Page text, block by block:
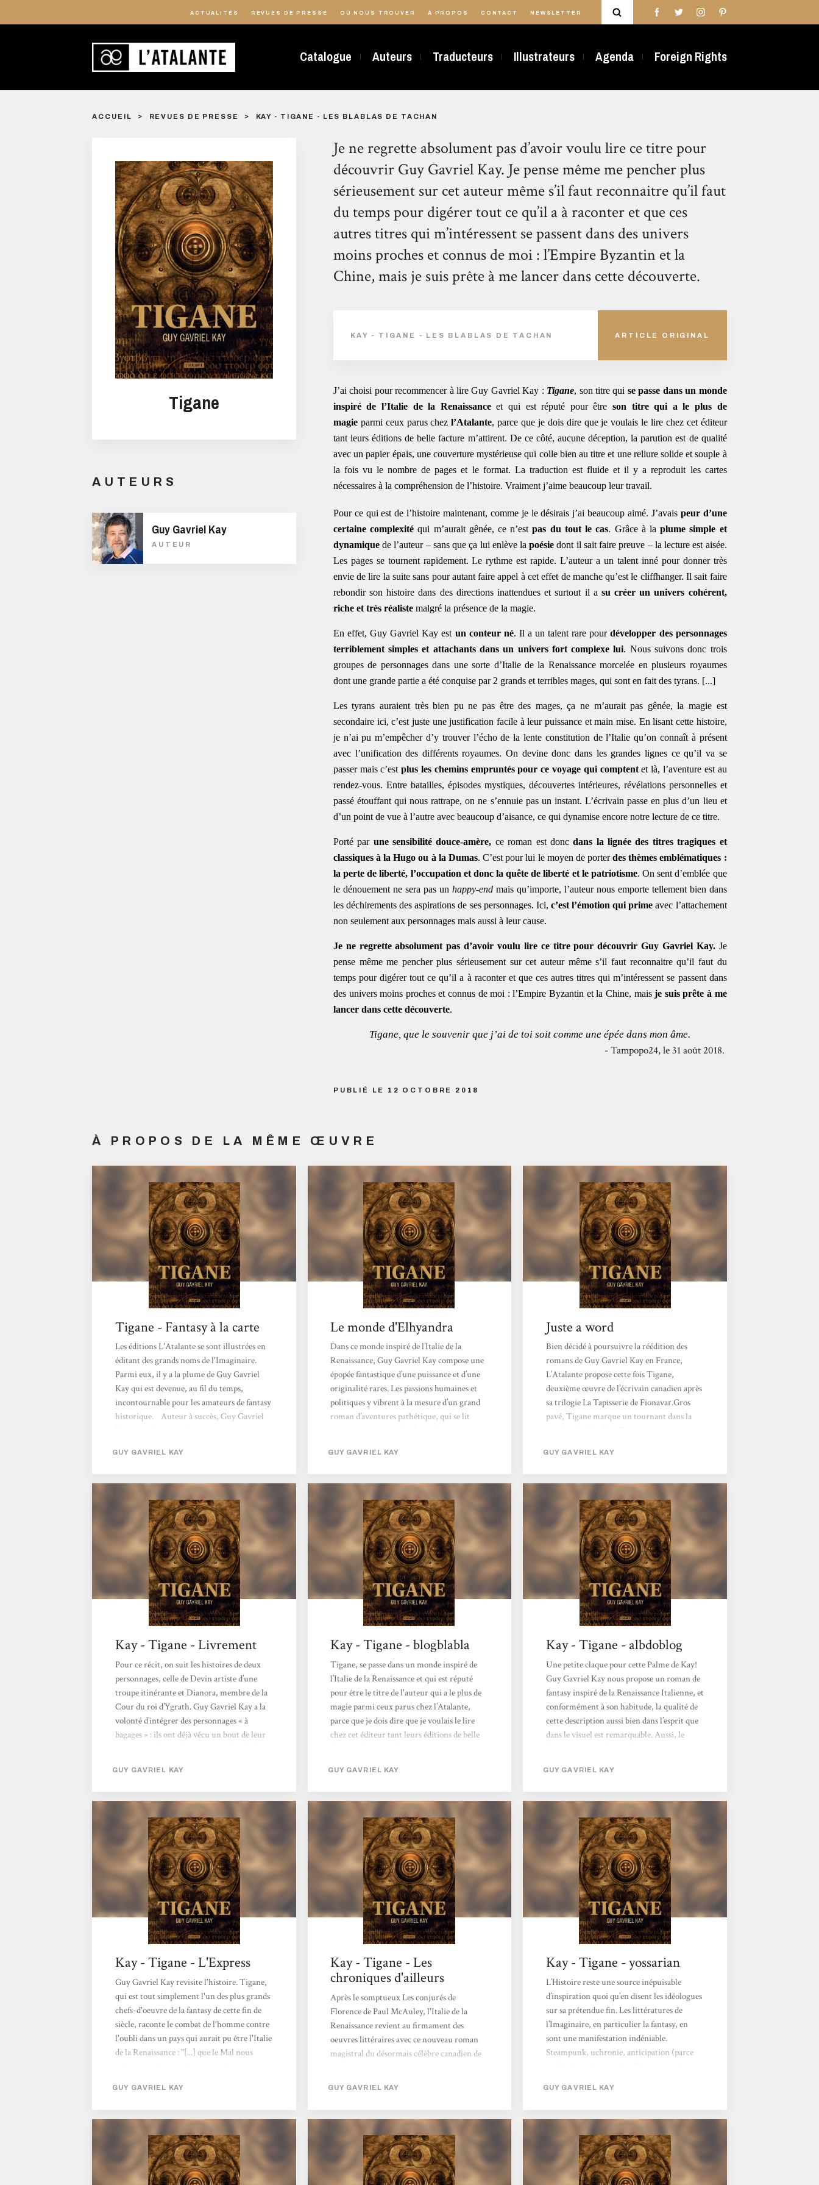
ACTUALITÉS REVUES DE PRESSE OÙ NOUS TROUVER À PROPOS CONTACT NEWSLETTER
Catalogue Auteurs Traducteurs Illustrateurs Agenda Foreign Rights
ACCUEIL REVUES DE PRESSE KAY - TIGANE - LES BLABLAS DE TACHAN
Tigane
AUTEURS
Guy Gavriel Kay
AUTEUR
Je ne regrette absolument pas d’avoir voulu lire ce titre pour
découvrir Guy Gavriel Kay. Je pense même me pencher plus
sérieusement sur cet auteur même s’il faut reconnaitre qu’il faut
du temps pour digérer tout ce qu’il a à raconter et que ces
autres titres qui m’intéressent se passent dans des univers
moins proches et connus de moi : l’Empire Byzantin et la
Chine, mais je suis prête à me lancer dans cette découverte.
KAY - TIGANE - LES BLABLAS DE TACHAN ARTICLE ORIGINAL
J’ai choisi pour recommencer à lire Guy Gavriel Kay : Tigane, son titre qui se passe dans un monde
inspiré de l’Italie de la Renaissanceet qui est réputé pour êtreson titre qui a le plus de
magieparmi ceux parus chez l’Atalante, parce que je dois dire que je voulais le lire chez cet éditeur
tant leurs éditions de belle facture m’attirent. De ce côté, aucune déception, la parution est de qualité
avec un papier épais, une couverture mystérieuse qui colle bien au titre et une reliure solide et souple à
la fois vu le nombre de pages et le format. La traduction est fluide et il y a reproduit les cartes
nécessaires à la compréhension de l’histoire. Vraiment j’aime beaucoup leur travail.
Pour ce qui est de l’histoire maintenant, comme je le désirais j’ai beaucoup aimé. J’avais peur d’une
certaine complexité qui m’aurait gênée, ce n’estpas du tout le cas. Grâce à laplume simple et
dynamiquede l’auteur – sans que ça lui enlève lapoésie dont il sait faire preuve – la lecture est aisée.
Les pages se tournent rapidement. Le rythme est rapide. L’auteur a un talent inné pour donner très
envie de lire la suite sans pour autant faire appel à cet effet de manche qu’est le cliffhanger. Il sait faire
rebondir son histoire dans des directions inattendues et surtout il a su créer un univers cohérent,
riche et très réalistemalgré la présence de la magie.
En effet, Guy Gavriel Kay est un conteur né. Il a un talent rare pourdévelopper des personnages
terriblement simples et attachants dans un univers fort complexe lui. Nous suivons donc trois
groupes de personnages dans une sorte d’Italie de la Renaissance morcelée en plusieurs royaumes
dont une grande partie a été conquise par 2 grands et terribles mages, qui sont en fait des tyrans. [...]
Les tyrans auraient très bien pu ne pas être des mages, ça ne m’aurait pas gênée, la magie est
secondaire ici, c’est juste une justification facile à leur puissance et main mise. En lisant cette histoire,
je n’ai pu m’empêcher d’y trouver l’écho de la lente constitution de l’Italie qu’on connaît à présent
avec l’unification des différents royaumes. On devine donc dans les grandes lignes ce qu’il va se
passer mais c’est plus les chemins empruntés pour ce voyage qui comptentet là, l’aventure est au
rendez-vous. Entre batailles, épisodes mystiques, découvertes intérieures, révélations personnelles et
passé étouffant qui nous rattrape, on ne s’ennuie pas un instant. L’écrivain passe en plus d’un lieu et
d’un point de vue à l’autre avec beaucoup d’aisance, ce qui dynamise encore notre lecture de ce titre.
Porté par une sensibilité douce-amère, ce roman est doncdans la lignée des titres tragiques et
classiques à la Hugo ou à la Dumas. C’est pour lui le moyen de porterdes thèmes emblématiques :
la perte de liberté, l’occupation et donc la quête de liberté et le patriotisme. On sent d’emblée que
le dénouement ne sera pas un happy-endmais qu’importe, l’auteur nous emporte tellement bien dans
les déchirements des aspirations de ses personnages. Ici, c’est l’émotion qui prime avec l’attachement
non seulement aux personnages mais aussi à leur cause.
Je ne regrette absolument pas d’avoir voulu lire ce titre pour découvrir Guy Gavriel Kay.Je
pense même me pencher plus sérieusement sur cet auteur même s’il faut reconnaitre qu’il faut du
temps pour digérer tout ce qu’il a à raconter et que ces autres titres qui m’intéressent se passent dans
des univers moins proches et connus de moi : l’Empire Byzantin et la Chine, mais je suis prête à me
lancer dans cette découverte.
Tigane, que le souvenir que j’ai de toi soit comme une épée dans mon âme.
- Tampopo24, le 31 août 2018.
PUBLIÉ LE 12 OCTOBRE 2018
À PROPOS DE LA MÊME ŒUVRE
Tigane - Fantasy à la carte
Les éditions L'Atalante se sont illustrées en
éditant des grands noms de l'Imaginaire.
Parmi eux, il y a la plume de Guy Gavriel
Kay qui est devenue, au fil du temps,
incontournable pour les amateurs de fantasy
historique. Auteur à succès, Guy Gavriel
livre, Tigane est ressorti en librairie en 2018.
L'écriture de ce livre marque un tournant
dans la carrière de Guy Gavriel Kay. En effet,
après avoir écrit une première saga d'une
fantasy très...
GUY GAVRIEL KAY
Le monde d'Elhyandra
Dans ce monde inspiré de l’Italie de la
Renaissance, Guy Gavriel Kay compose une
épopée fantastique d’une puissance et d’une
originalité rares. Les passions humaines et
politiques y vibrent à la mesure d’un grand
roman d’aventures pathétique, qui se lit
GUY GAVRIEL KAY
Juste a word
Bien décidé à poursuivre la réédition des
romans de Guy Gavriel Kay en France,
L’Atalante propose cette fois Tigane,
deuxième œuvre de l’écrivain canadien après
sa trilogie La Tapisserie de Fionavar.Gros
pavé, Tigane marque un tournant dans la
sa propre voie. L’action de Tigane se situe
dans un monde qui rappelle furieusement
l’Italie de la Renaissance et ses nombreuses
Cités-États. Dans la Palme, une péninsule
prise entre les...
GUY GAVRIEL KAY
Kay - Tigane - Livrement
Pour ce récit, on suit les histoires de deux
personnages, celle de Devin artiste d’une
troupe itinérante et Dianora, membre de la
Cour du roi d’Ygrath. Guy Gavriel Kay a la
volonté d’intégrer des personnages « à
bagages » : ils ont déjà vécu un bout de leur
manichéens. Ceci dit, l’archétype du despote
aurait mérité un peu de profondeur. Les
rebelles sont forts et intelligents, mais cela
ne s’avère pas un défaut et n’enlève...
GUY GAVRIEL KAY
Kay - Tigane - blogblabla
Tigane, se passe dans un monde inspiré de
l’Italie de la Renaissance et qui est réputé
pour être le titre de l'auteur qui a le plus de
magie parmi ceux parus chez l’Atalante,
parce que je dois dire que je voulais le lire
chez cet éditeur tant leurs éditions de belle
colle bien au titre et une reliure solide et
souple à la fois vu le nombre de pages et le
format. La traduction est fluide et il y a
reproduit les cartes nécessaires à la
compréhension...
GUY GAVRIEL KAY
Kay - Tigane - albdoblog
Une petite claque pour cette Palme de Kay!
Guy Gavriel Kay nous propose un roman de
fantasy inspiré de la Renaissance Italienne, et
conformément à son habitude, la qualité de
cette description aussi bien dans l’esprit que
dans le visuel est remarquable. Aussi, le
découvrons effectivement non pas la Botte
italienne, mais une Palme baignant dans une
mer bordée de trois pays expansionnistes,
Ygrath, Barbador et Khardhun. Ceux-ci
mènent régulièrement des raids contre la
péninsule...
GUY GAVRIEL KAY
Kay - Tigane - L'Express
Guy Gavriel Kay revisite l'histoire. Tigane,
qui est tout simplement l'un des plus grands
chefs-d'oeuvre de la fantasy de cette fin de
siècle, raconte le combat de l'homme contre
l'oubli dans un pays qui aurait pu être l'Italie
de la Renaissance : "[...] que le Mal nous
GUY GAVRIEL KAY
Kay - Tigane - Les
chroniques d'ailleurs
Après le somptueux Les conjurés de
Florence de Paul McAuley, l'Italie de la
Renaissance revient au firmament des
oeuvres littéraires avec ce nouveau roman
magistral du désormais célèbre canadien de
péninsule de Palme pour conquérir ce vaste
et riche territoire. La terrible bataille de la
Dreisa marque le triomphe des troupes de
sorcellerie. Mais loin de savourer sa victoire,
Brandin hurle sa douleur, car il a perdu son
fils lors du siège de la province de Tigane.
GUY GAVRIEL KAY
Kay - Tigane - yossarian
L’Histoire reste une source inépuisable
d’inspiration quoi qu’en disent les idéologues
sur sa prétendue fin. Les littératures de
l’Imaginaire, en particulier la fantasy, en
sont une manifestation indéniable.
Steampunk, uchronie, anticipation (parce
commun de l’Humanité. Guy Gavriel
Kay s’inscrit dans cette veine, nous
proposant avec Tigane un roman qui lorgne
très clairement vers la péninsule italienne,
aux alentours de la Renaissance. «...
GUY GAVRIEL KAY